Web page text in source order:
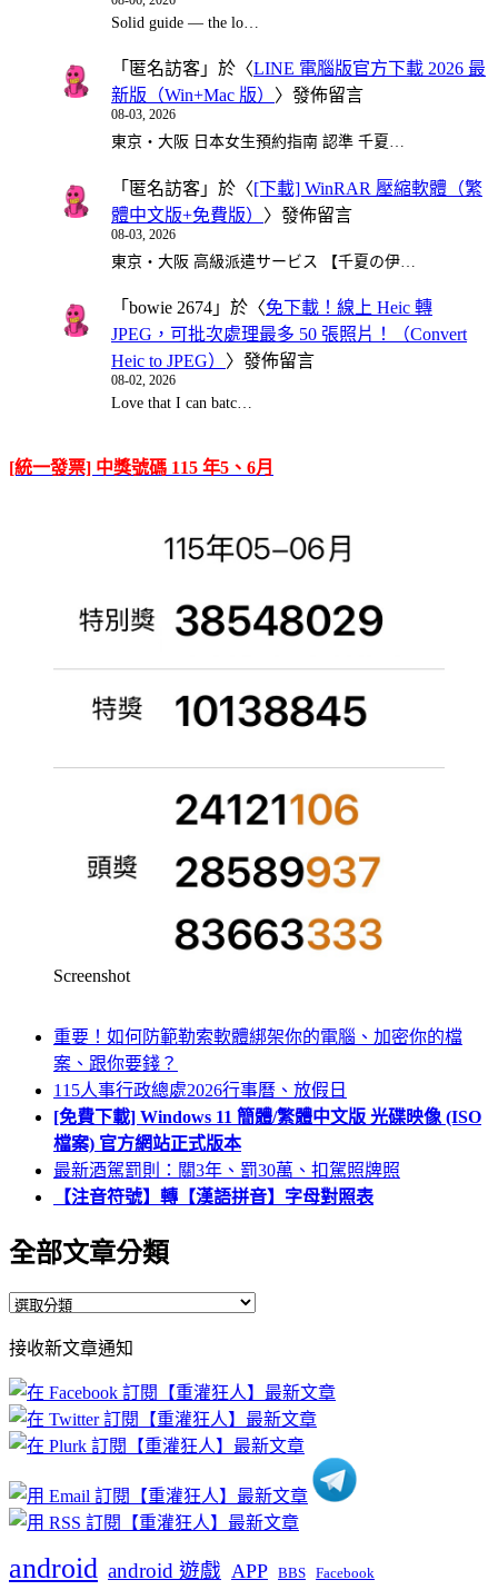
Solid guide — the lo…
「 匿名訪客 」於〈LINE 電腦版官方下載 2026 最
新版（Win+Mac 版） 〉發佈留言
08-03, 2026
東京・大阪 日本女生預約指南 認準 千夏…
「 匿名訪客 」於〈[下載] WinRAR 壓縮軟體（繁
體中文版+免費版） 〉發佈留言
08-03, 2026
東京・大阪 高級派遣サービス 【千夏の伊…
「 bowie 2674 」於〈免下載！線上 Heic 轉
JPEG，可批次處理最多 50 張照片！（Convert
Heic to JPEG） 〉發佈留言
08-02, 2026
Love that I can batc…
[統一發票] 中獎號碼 115 年5、6月
Screenshot
重要！如何防範勒索軟體綁架你的電腦、加密你的檔
案、跟你要錢？
115人事行政總處2026行事曆、放假日
[免費下載] Windows 11 簡體/繁體中文版 光碟映像 (ISO
檔案) 官方網站正式版本
最新酒駕罰則：關3年、罰30萬、扣駕照牌照
【注音符號】轉【漢語拼音】字母對照表
全部文章分類
全
文
章
分
類
接收新文章通知
android android 遊戲 APP BBS Facebook